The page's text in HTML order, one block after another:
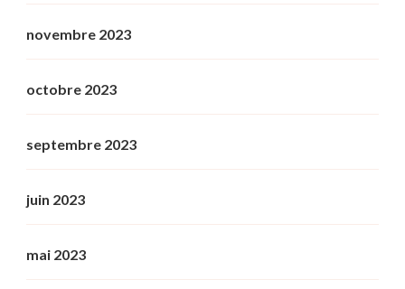
novembre 2023
octobre 2023
septembre 2023
juin 2023
mai 2023